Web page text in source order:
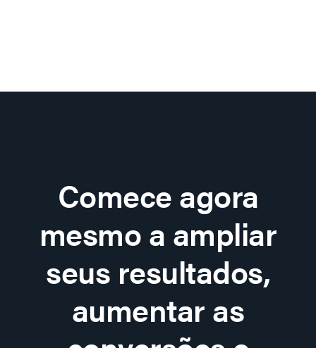
Comece agora
mesmo a ampliar
seus resultados,
aumentar as